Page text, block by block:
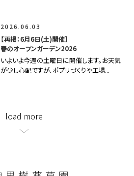
2026.06.03
【再掲：6月6日(土)開催】
春のオープンガーデン2026
いよいよ今週の土曜日に開催します。お天気
が少し心配ですが、ポプリづくりや工場...
load more